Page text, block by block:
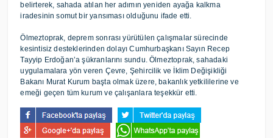
belirterek, sahada atılan her adımın yeniden ayağa kalkma
iradesinin somut bir yansıması olduğunu ifade etti.
Ölmeztoprak, deprem sonrası yürütülen çalışmalar sürecinde
kesintisiz desteklerinden dolayı Cumhurbaşkanı Sayın Recep
Tayyip Erdoğan’a şükranlarını sundu. Ölmeztoprak, sahadaki
uygulamalara yön veren Çevre, Şehircilik ve İklim Değişikliği
Bakanı Murat Kurum başta olmak üzere, bakanlık yetkililerine ve
emeği geçen tüm kurum ve çalışanlara teşekkür etti.